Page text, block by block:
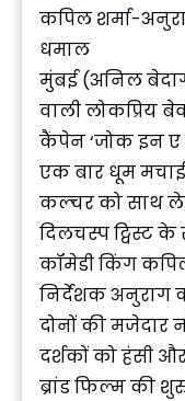
कपिल शर्मा-
धमाल
मुंबई (अनिल
वाली लोकप्रिय
कैंपेन ‘जोक इन
एक बार धूम
कल्चर को साथ
दिलचस्प ट्विस्ट
कॉमेडी किंग
निर्देशक अनुराग
दोनों की
दर्शकों को हंसी
ब्रांड फिल्म की